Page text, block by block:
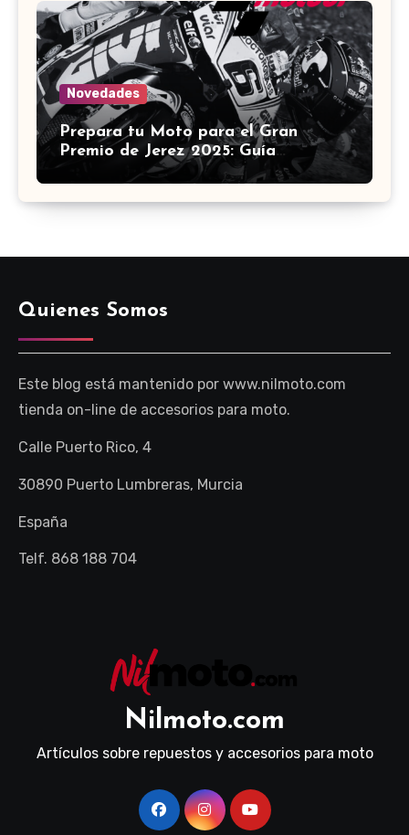
Novedades
Prepara tu Moto para el Gran
Premio de Jerez 2025: Guía
Definitiva de Accesorios
Quienes Somos
Este blog está mantenido por www.nilmoto.com
tienda on-line de accesorios para moto.
Calle Puerto Rico, 4
30890 Puerto Lumbreras, Murcia
España
Telf. 868 188 704
Nilmoto.com
Artículos sobre repuestos y accesorios para moto